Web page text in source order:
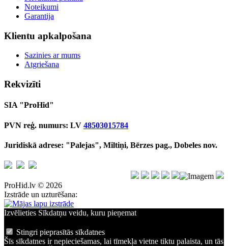
Noteikumi
Garantija
Klientu apkalpošana
Sazinies ar mums
Atgriešana
Rekvizīti
SIA "ProHid"
PVN reģ. numurs: LV 48503015784
Juridiskā adrese: "Palejas", Miltiņi, Bērzes pag., Dobeles nov.
ProHid.lv © 2026
Izstrāde un uzturēšana:
Izvēlieties Sīkdatņu veidu, kuru pieņemat
Stingri pieprasītās sīkdatnes
Šīs sīkdatnes ir nepieciešamas, lai tīmekļa vietne tiktu palaista, un tās